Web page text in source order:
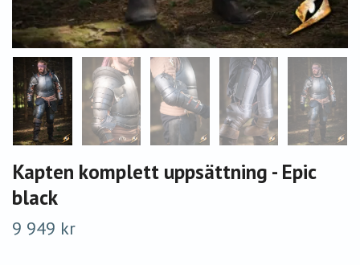
Kapten komplett uppsättning - Epic
black
9 949 kr